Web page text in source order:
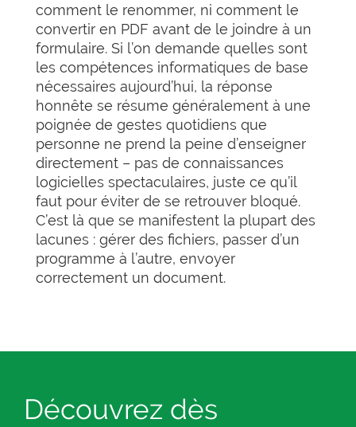
comment le renommer, ni comment le
convertir en PDF avant de le joindre à un
formulaire. Si l’on demande quelles sont
les compétences informatiques de base
nécessaires aujourd’hui, la réponse
honnête se résume généralement à une
poignée de gestes quotidiens que
personne ne prend la peine d’enseigner
directement – pas de connaissances
logicielles spectaculaires, juste ce qu’il
faut pour éviter de se retrouver bloqué.
C’est là que se manifestent la plupart des
lacunes : gérer des fichiers, passer d’un
programme à l’autre, envoyer
correctement un document.
Découvrez dès